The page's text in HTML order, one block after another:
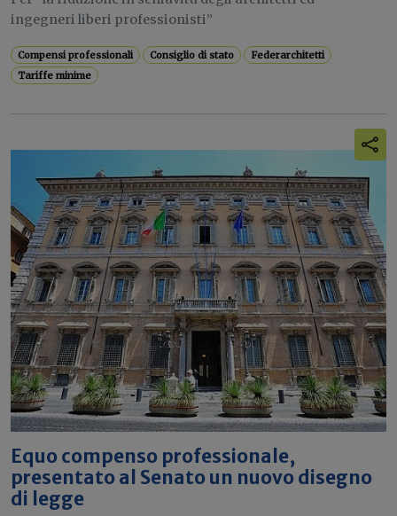
ingegneri liberi professionisti”
Compensi professionali Consiglio di stato
Federarchitetti
Tariffe minime
Equo compenso professionale,
presentato al Senato un nuovo disegno
di legge